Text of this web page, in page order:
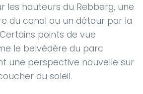
les hauteurs du Rebberg, une
du canal ou un détour par la
points de vue
le belvédère du parc
une perspective nouvelle sur
du soleil.